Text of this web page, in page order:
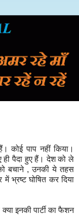
कोई पाप नहीं किया।
ही पैदा हुए हैं। देश को ले
बचाने,उनकी ये तहस
में भ्रष्ट घोषित कर दिया
क्या इनकी पार्टी का फैशन